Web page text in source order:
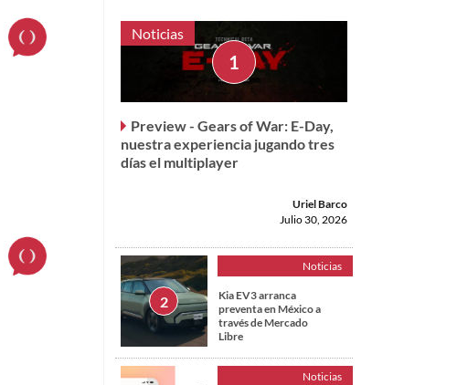
Noticias
Preview - Gears of War: E-Day,
nuestra experiencia jugando tres
días el multiplayer
Uriel Barco
Julio 30, 2026
Noticias
Kia EV3 arranca
preventa en México a
través de Mercado
Libre
Noticias